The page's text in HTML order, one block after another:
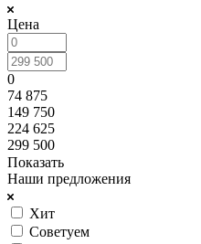
Цена
0
74 875
149 750
224 625
299 500
Показать
Наши предложения
Хит
Советуем